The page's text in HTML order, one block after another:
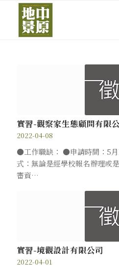
實習-觀察家生態顧問有限
2022-04-08
●工作職缺： ●申請時間：5
式：無論是經學校報名辦理或
審資…
實習-境觀設計有限公司
2022-04-01